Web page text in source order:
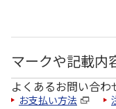
マークや記載内
よくあるお問い合わ
お支払い方法